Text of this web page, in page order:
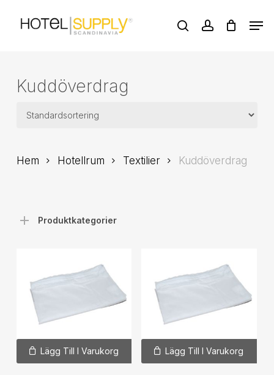
searchaccount
Kuddöverdrag
Hem Hotellrum Textilier Kuddöverdrag
Produktkategorier
Lägg Till I Varukorg Lägg Till I Varukorg